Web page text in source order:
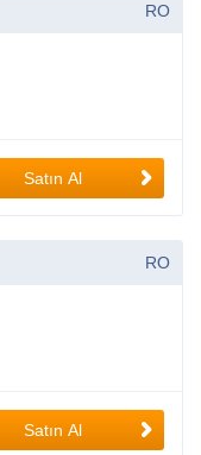
RO
Satın Al
RO
Satın Al